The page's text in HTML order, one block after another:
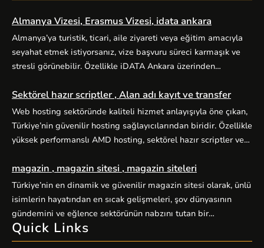
Almanya Vizesi, Erasmus Vizesi, idata ankara
Almanya’ya turistik, ticari, aile ziyareti veya eğitim amacıyla
seyahat etmek istiyorsanız, vize başvuru süreci karmaşık ve
stresli görünebilir. Özellikle iDATA Ankara üzerinden
eksiksiz evrak hazırlığı ve zamanında randevu planlaması
başarıyı doğrudan etkiler. Alo Vize Randevu (alovizerandevu
), Ankara merkezli profesyonel vize danışmanlığı hizmetiyle
bu süreci sizin için kolaylaştırır. […]
Sektörel hazır scriptler , Alan adı kayıt ve transfer
Web hosting sektöründe kaliteli hizmet anlayışıyla öne çıkan,
Türkiye’nin güvenilir hosting sağlayıcılarından biridir. Özellikle
yüksek performanslı AMD hosting, sektörel hazır scriptler ve
sunuyor. Yüksek performanslı AMD hosting paketleri, güçlü
AMD EPYC işlemciler ve NVMe SSD disklerle donatılmış
sunucular üzerine kuruludur. E-ticaret siteleri, kurumsal web
siteleri, bloglar ve yüksek […]
magazin , magazin sitesi , magazin siteleri
Türkiye’nin en dinamik ve güvenilir magazin sitesi olarak, ünlü
isimlerin hayatından en sıcak gelişmeleri, şov dünyasının
gündemini ve eğlence sektörünün nabzını tutan bir
platformdur. Magazin severlerin ilk adresi olan sitemiz,
kaliteli içerik üretimiyle fark yaratıyor. Güncel haberler, özel
Quick Links